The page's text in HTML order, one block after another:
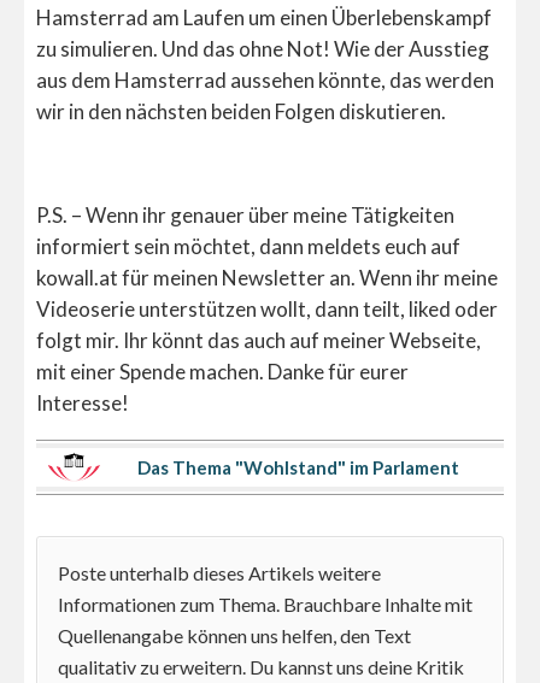
Hamsterrad am Laufen um einen Überlebenskampf
zu simulieren. Und das ohne Not! Wie der Ausstieg
aus dem Hamsterrad aussehen könnte, das werden
wir in den nächsten beiden Folgen diskutieren.
P.S. – Wenn ihr genauer über meine Tätigkeiten
informiert sein möchtet, dann meldets euch auf
kowall.at für meinen Newsletter an. Wenn ihr meine
Videoserie unterstützen wollt, dann teilt, liked oder
folgt mir. Ihr könnt das auch auf meiner Webseite,
mit einer Spende machen. Danke für eurer
Interesse!
Das Thema "Wohlstand" im Parlament
Poste unterhalb dieses Artikels weitere
Informationen zum Thema. Brauchbare Inhalte mit
Quellenangabe können uns helfen, den Text
qualitativ zu erweitern. Du kannst uns deine Kritik